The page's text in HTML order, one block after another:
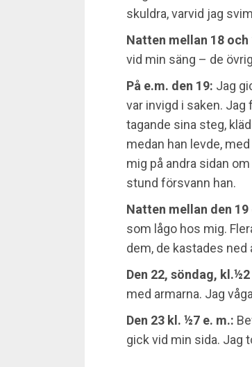
skuldra, varvid jag
Natten mellan 18 och
vid min säng – de
På e.m. den 19: Jag
var invigd i saken.
tagande sina steg,
medan han levde,
mig på andra sidan
stund försvann han.
Natten mellan den 19
som lågo hos mig.
dem, de kastades
Den 22, söndag, kl.½2
med armarna. Jag
Den 23 kl. ½7 e. m.:
gick vid min sida. Jag